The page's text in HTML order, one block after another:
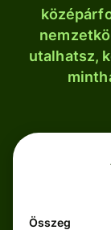
utalhatsz,
Összeg